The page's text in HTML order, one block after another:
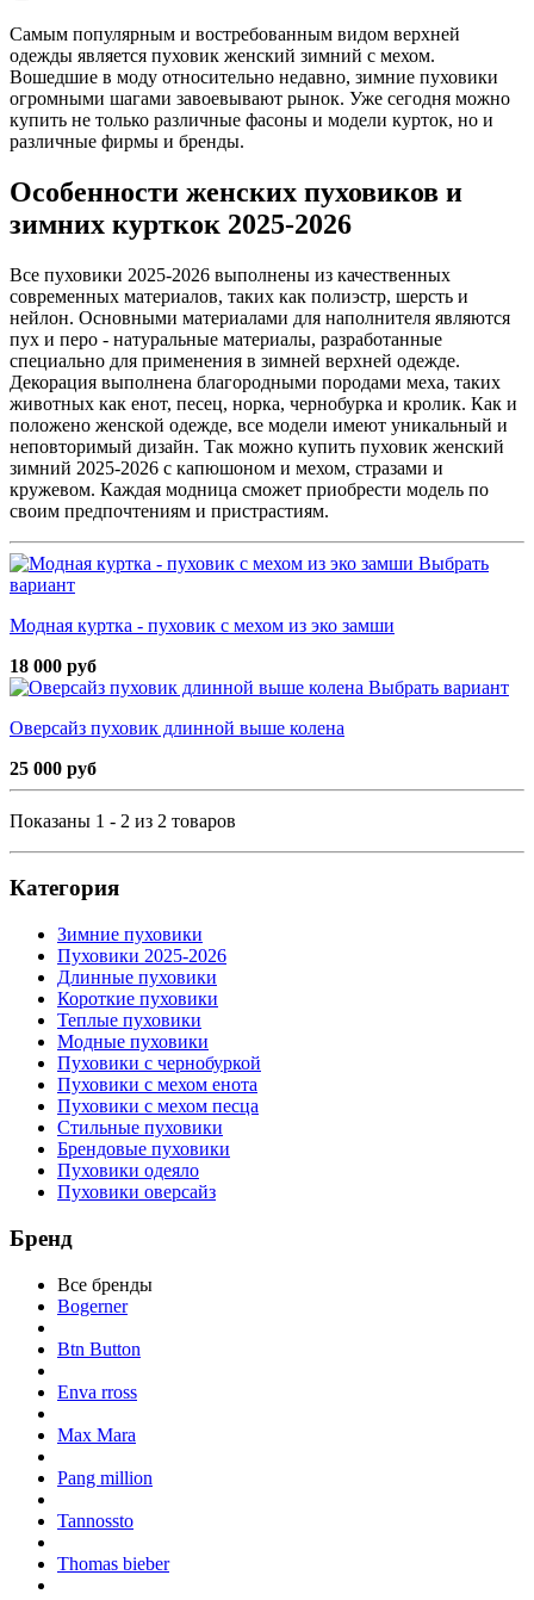
Самым популярным и востребованным видом верхней
одежды является пуховик женский зимний с мехом.
Вошедшие в моду относительно недавно, зимние пуховики
огромными шагами завоевывают рынок. Уже сегодня можно
купить не только различные фасоны и модели курток, но и
различные фирмы и бренды.
Особенности женских пуховиков и
зимних курткок 2025-2026
Все пуховики 2025-2026 выполнены из качественных
современных материалов, таких как полиэстр, шерсть и
нейлон. Основными материалами для наполнителя являются
пух и перо - натуральные материалы, разработанные
специально для применения в зимней верхней одежде.
Декорация выполнена благородными породами меха, таких
животных как енот, песец, норка, чернобурка и кролик. Как и
положено женской одежде, все модели имеют уникальный и
неповторимый дизайн. Так можно купить пуховик женский
зимний 2025-2026 с капюшоном и мехом, стразами и
кружевом. Каждая модница сможет приобрести модель по
своим предпочтениям и пристрастиям.
Выбрать
вариант
Модная куртка - пуховик с мехом из эко замши
18 000 руб
Выбрать вариант
Оверсайз пуховик длинной выше колена
25 000 руб
Показаны 1 - 2 из 2 товаров
Категория
Зимние пуховики
Пуховики 2025-2026
Длинные пуховики
Короткие пуховики
Теплые пуховики
Модные пуховики
Пуховики с чернобуркой
Пуховики с мехом енота
Пуховики с мехом песца
Стильные пуховики
Брендовые пуховики
Пуховики одеяло
Пуховики оверсайз
Бренд
Все бренды
Bogerner
Btn Button
Enva rross
Max Mara
Pang million
Tannossto
Thomas bieber